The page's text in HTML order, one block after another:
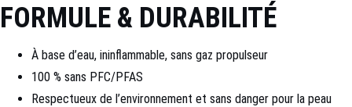
FORMULE & DURABILITÉ
À base d’eau, ininflammable, sans gaz propulseur
100 % sans PFC/PFAS
Respectueux de l’environnement et sans danger pour la peau